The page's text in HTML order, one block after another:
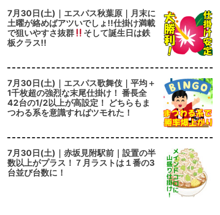
7月30日(土)｜エスパス秋葉原｜月末に
土曜が絡めばアツいでしょ!!仕掛け満載
で狙いやすさ抜群
そして誕生日は鉄
板クラス!!
7月30日(土)｜エスパス歌舞伎｜平均＋
1千枚超の強烈な末尾仕掛け！ 番長全
42台の1/2以上が高設定！ どちらもま
つわる系を意識すればツモれた！
7月30日(土)｜赤坂見附駅前｜設置の半
数以上がプラス！７月ラストは１番の3
台並び台数に！